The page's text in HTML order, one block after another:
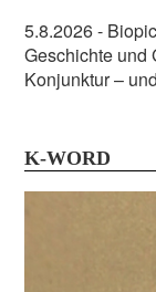
5.8.2026-
Geschichte und
Konjunktur –
K-WORD